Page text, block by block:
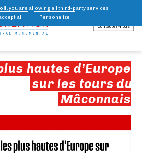
Contactez-nous
FR
hautes d’Europe
sur les tours du
Mâconnais
you are allowing all third-party services
all
Personalize